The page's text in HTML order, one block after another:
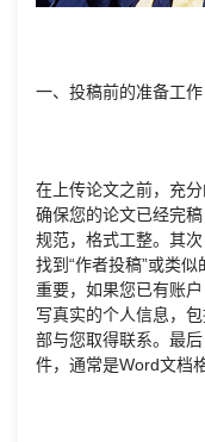
一、投稿前的准备工作
在上传论文之前，充
确保您的论文已经完
规范，格式工整。其
找到“作者投稿”或类
重要，如果您已有账
写真实的个人信息，
部与您取得联系。最
件，通常是Word文档